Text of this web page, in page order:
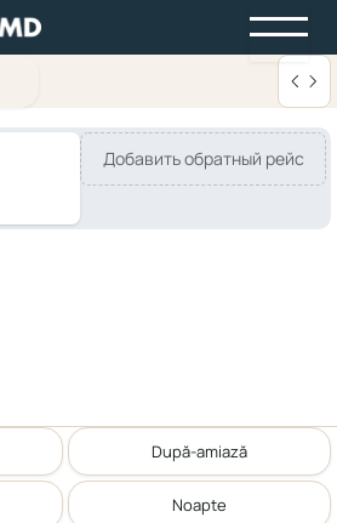
Добавить обратный рейс
După-amiază
Noapte